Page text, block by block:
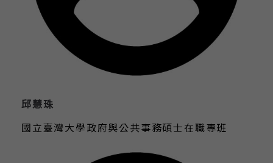
邱慧珠
國立臺灣大學政府與公共事務碩士在職專班